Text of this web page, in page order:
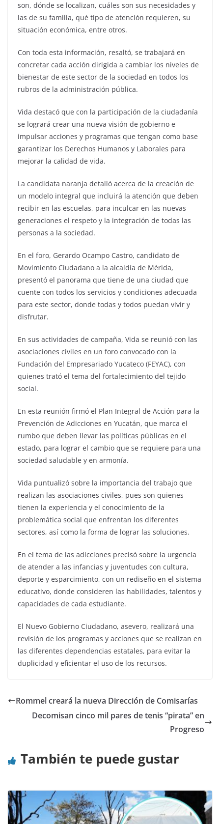
son, dónde se localizan, cuáles son sus necesidades y
las de su familia, qué tipo de atención requieren, su
situación económica, entre otros.
Con toda esta información, resaltó, se trabajará en
concretar cada acción dirigida a cambiar los niveles de
bienestar de este sector de la sociedad en todos los
rubros de la administración pública.
Vida destacó que con la participación de la ciudadanía
se logrará crear una nueva visión de gobierno e
impulsar acciones y programas que tengan como base
garantizar los Derechos Humanos y Laborales para
mejorar la calidad de vida.
La candidata naranja detalló acerca de la creación de
un modelo integral que incluirá la atención que deben
recibir en las escuelas, para inculcar en las nuevas
generaciones el respeto y la integración de todas las
personas a la sociedad.
En el foro, Gerardo Ocampo Castro, candidato de
Movimiento Ciudadano a la alcaldía de Mérida,
presentó el panorama que tiene de una ciudad que
cuente con todos los servicios y condiciones adecuada
para este sector, donde todas y todos puedan vivir y
disfrutar.
En sus actividades de campaña, Vida se reunió con las
asociaciones civiles en un foro convocado con la
Fundación del Empresariado Yucateco (FEYAC), con
quienes trató el tema del fortalecimiento del tejido
social.
En esta reunión firmó el Plan Integral de Acción para la
Prevención de Adicciones en Yucatán, que marca el
rumbo que deben llevar las políticas públicas en el
estado, para lograr el cambio que se requiere para una
sociedad saludable y en armonía.
Vida puntualizó sobre la importancia del trabajo que
realizan las asociaciones civiles, pues son quienes
tienen la experiencia y el conocimiento de la
problemática social que enfrentan los diferentes
sectores, así como la forma de lograr las soluciones.
En el tema de las adicciones precisó sobre la urgencia
de atender a las infancias y juventudes con cultura,
deporte y esparcimiento, con un rediseño en el sistema
educativo, donde consideren las habilidades, talentos y
capacidades de cada estudiante.
El Nuevo Gobierno Ciudadano, asevero, realizará una
revisión de los programas y acciones que se realizan en
las diferentes dependencias estatales, para evitar la
duplicidad y eficientar el uso de los recursos.
Rommel creará la nueva Dirección de Comisarías
Decomisan cinco mil pares de tenis “pirata” en
Progreso
También te puede gustar